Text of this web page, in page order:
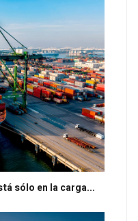
sólo en la carga...